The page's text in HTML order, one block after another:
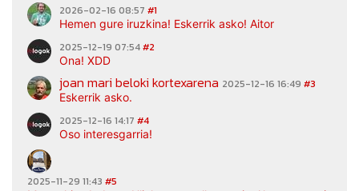
2026-02-16 08:57 #1
Hemen gure iruzkina! Eskerrik asko! Aitor
2025-12-19 07:54#2
Ona! XDD
joan mari beloki kortexarena 2025-12-16 16:49 #3
Eskerrik asko.
2025-12-16 14:17 #4
Oso interesgarria!
2025-11-29 11:43 #5